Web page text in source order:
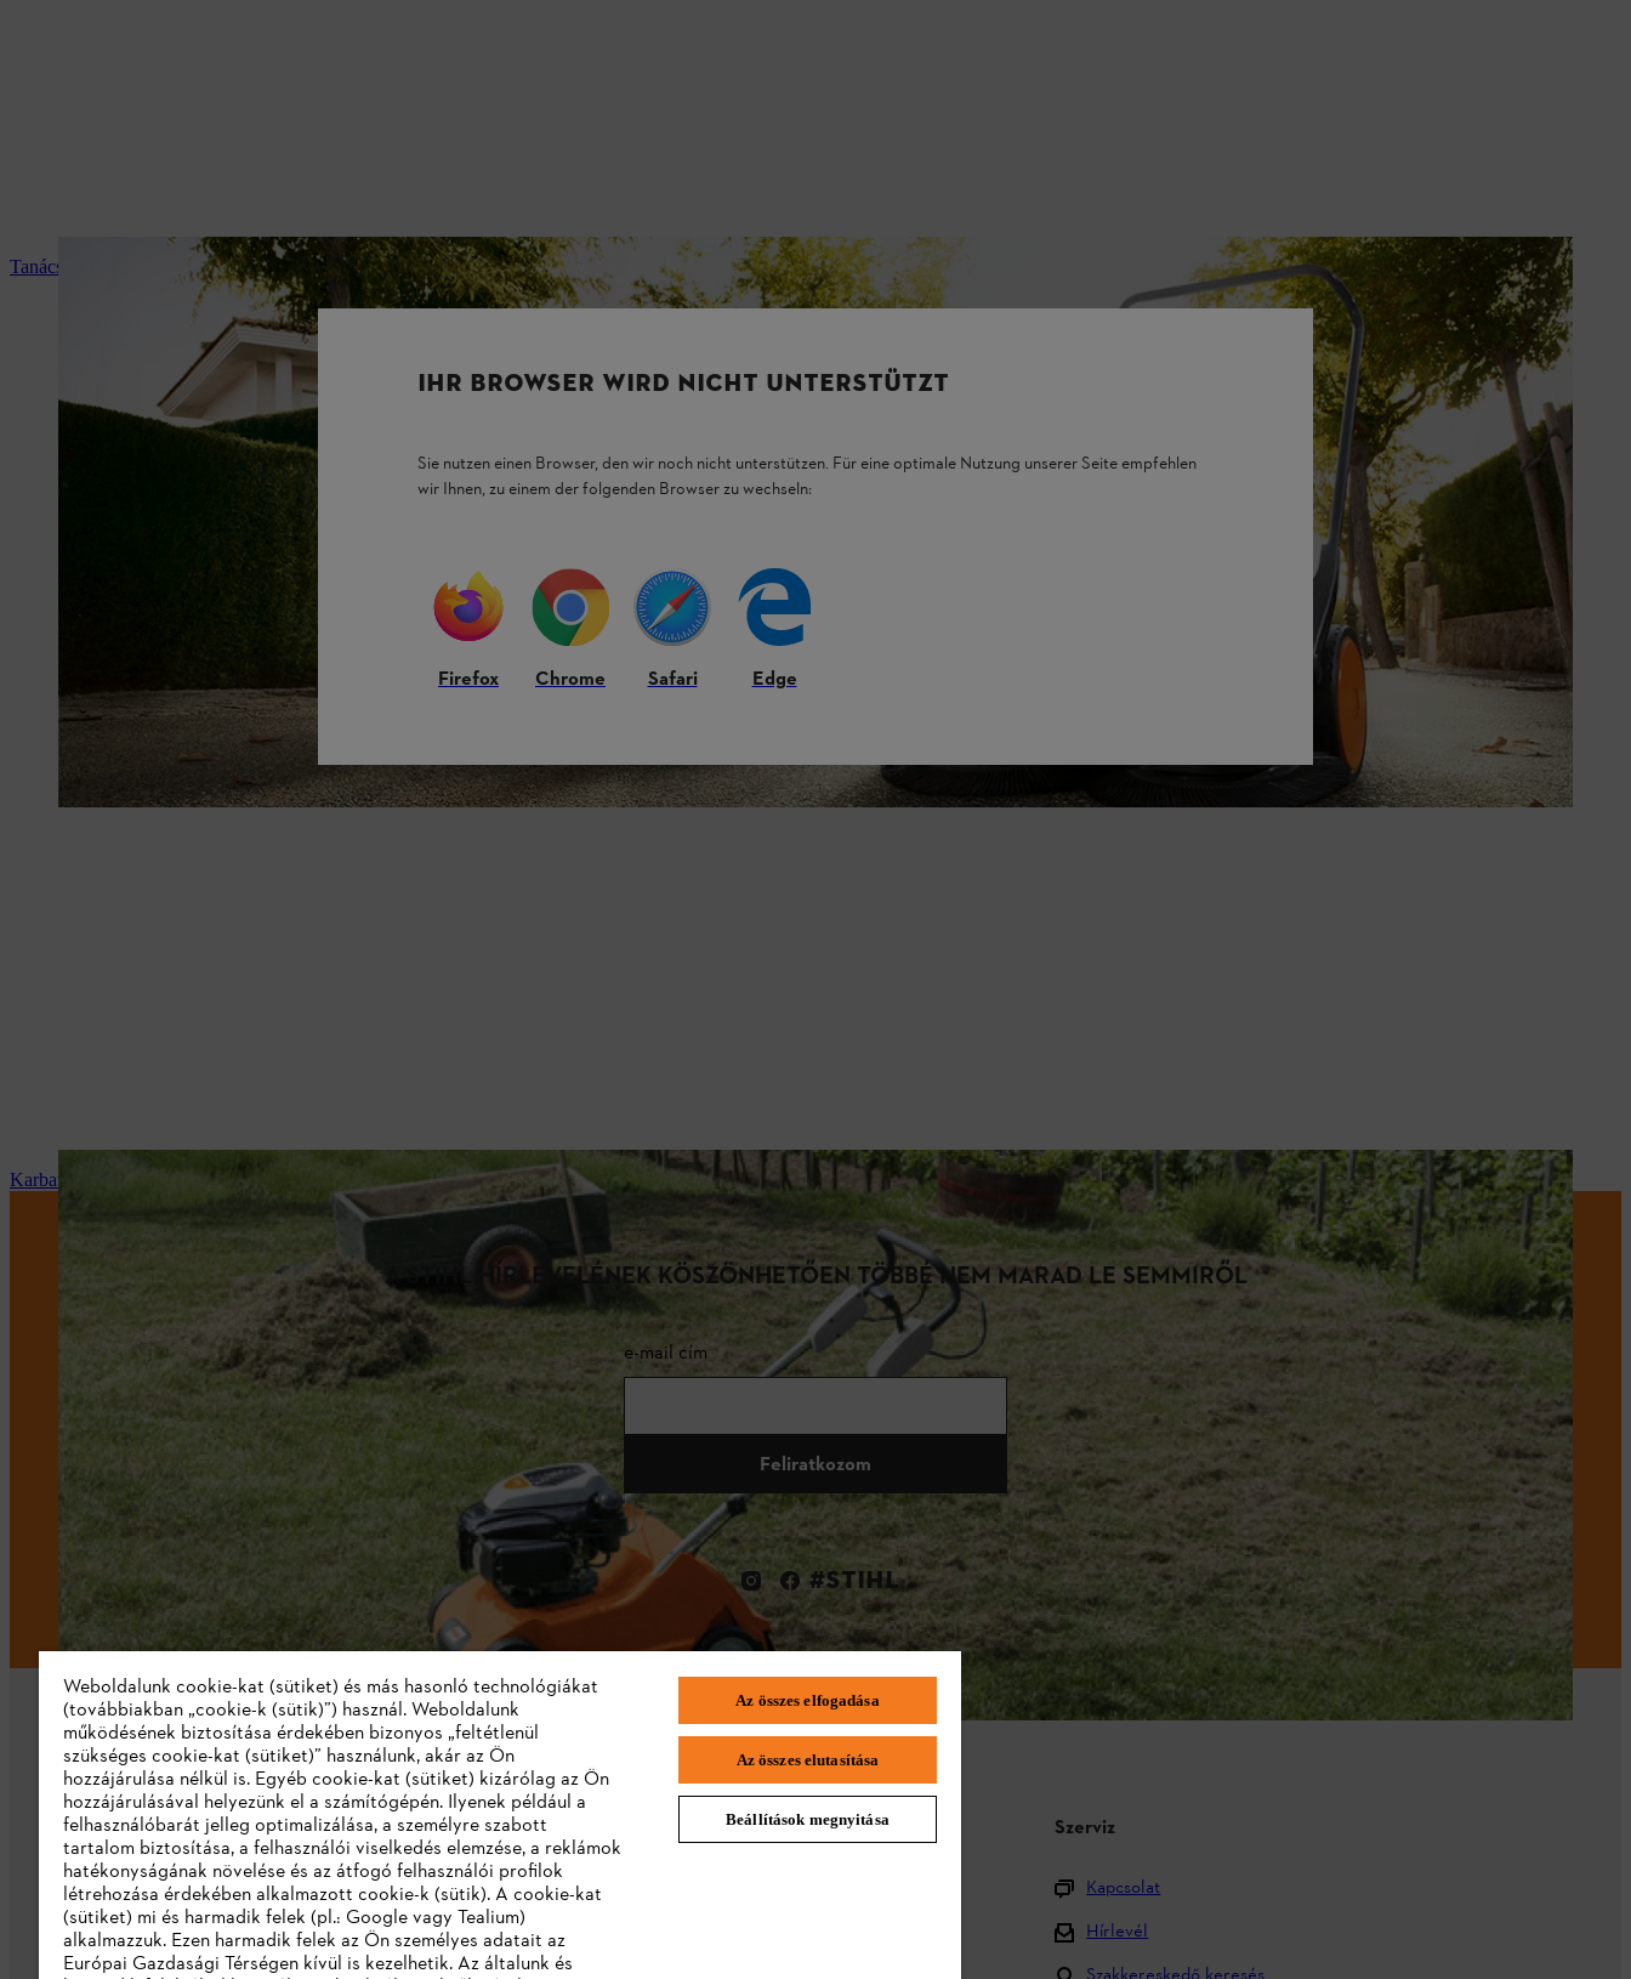
Tanácsadás és termékismertetés
Karbantartás és javítás
A STIHL HÍRLEVELÉNEK KÖSZÖNHETŐEN TÖBBÉ NEM MARAD LE SEMMIRŐL
e-mail cím
Feliratkozom
#STIHL
Vállalat
Rólunk
Katalógus letöltése
STIHL GYIK Szerviz
Kapcsolat
Hírlevél
IHR BROWSER WIRD NICHT UNTERSTÜTZT
Sie nutzen einen Browser, den wir noch nicht unterstützen. Für eine optimale Nutzung unserer Seite empfehlen
wir Ihnen, zu einem der folgenden Browser zu wechseln:
Firefox Chrome Safari Edge
Weboldalunk cookie-kat (sütiket) és más hasonló technológiákat
(továbbiakban „cookie-k (sütik)”) használ. Weboldalunk
működésének biztosítása érdekében bizonyos „feltétlenül
szükséges cookie-kat (sütiket)” használunk, akár az Ön
hozzájárulása nélkül is. Egyéb cookie-kat (sütiket) kizárólag az Ön
hozzájárulásával helyezünk el a számítógépén. Ilyenek például a
felhasználóbarát jelleg optimalizálása, a személyre szabott
tartalom biztosítása, a felhasználói viselkedés elemzése, a reklámok
hatékonyságának növelése és az átfogó felhasználói profilok
létrehozása érdekében alkalmazott cookie-k (sütik). A cookie-kat
(sütiket) mi és harmadik felek (pl.: Google vagy Tealium)
alkalmazzuk. Ezen harmadik felek az Ön személyes adatait az
Európai Gazdasági Térségen kívül is kezelhetik. Az általunk és
Az összes elfogadása
Az összes elutasítása
Beállítások megnyitása